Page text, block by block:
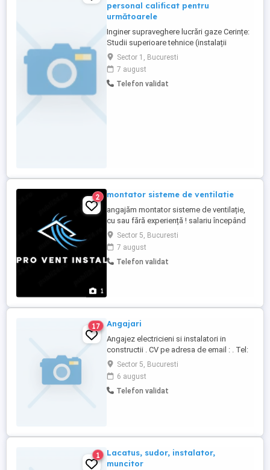
personal calificat pentru
următoarele
Inginer supraveghere lucrări gaze Cerințe:
Studii superioare tehnice (instalații
energetică inginerie) Experiență în
domeniul gazelor naturale (constituie
avantaj) Cunoștințe legislație și normative
specifice Abilități de coordonare și
Sector 1, Bucuresti
7 august
Telefon validat
1
2 montator sisteme de ventilatie
angajăm montator sisteme de ventilație,
cu sau fără experiență ! salariu începând
de la 5000 Ron net !
Sector 5, Bucuresti
7 august
Telefon validat
17 Angajari
Angajez electricieni si instalatori in
constructii . CV pe adresa de email : . Tel:
0766361596 / 0723269865
Sector 5, Bucuresti
6 august
Telefon validat
1
Lacatus, sudor, instalator,
muncitor